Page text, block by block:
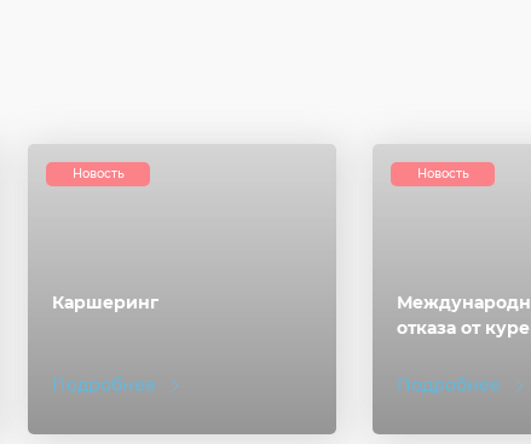
Каршеринг
Подробнее
Новость
отказа от
Подробнее
Новость